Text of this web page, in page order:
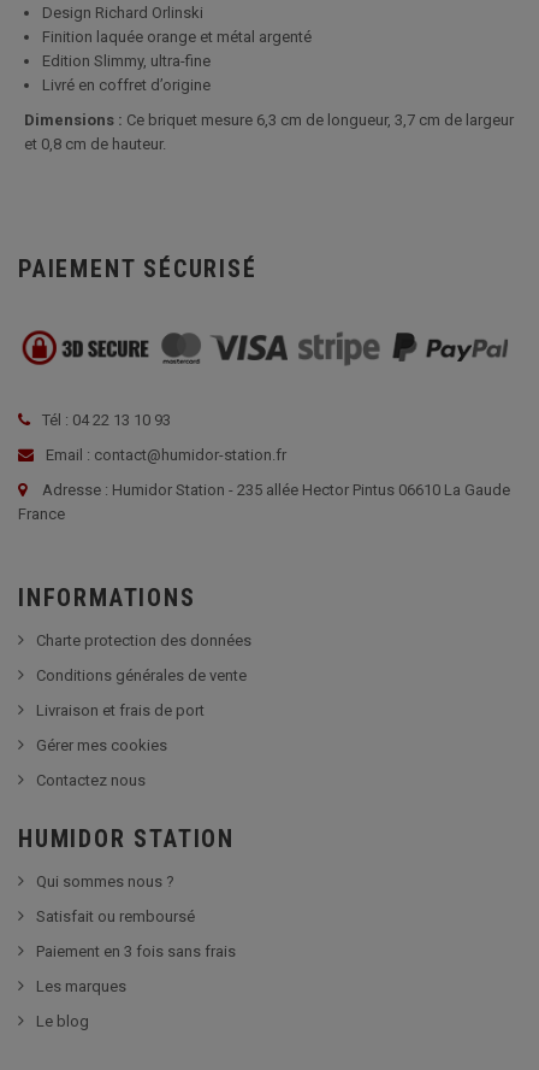
Design Richard Orlinski
Finition laquée orange et métal argenté
Edition Slimmy, ultra-fine
Livré en coffret d’origine
Dimensions : Ce briquet mesure 6,3 cm de longueur, 3,7 cm de largeur
et 0,8 cm de hauteur.
PAIEMENT SÉCURISÉ
Tél : 04 22 13 10 93
Email : contact@humidor-station.fr
Adresse : Humidor Station - 235 allée Hector Pintus 06610 La Gaude
France
INFORMATIONS
Charte protection des données
Conditions générales de vente
Livraison et frais de port
Gérer mes cookies
Contactez nous
HUMIDOR STATION
Qui sommes nous ?
Satisfait ou remboursé
Paiement en 3 fois sans frais
Les marques
Le blog